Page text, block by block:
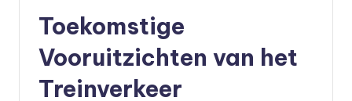
Toekomstige
Vooruitzichten van het
Treinverkeer